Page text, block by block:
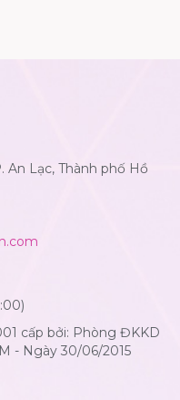
An Lạc, Thành phố Hồ
cấp bởi: Phòng ĐKKD
- Ngày 30/06/2015